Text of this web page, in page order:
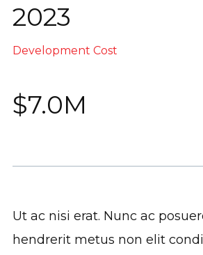
2023
Development Cost
$7.0M
Ut ac nisi erat. Nunc ac
hendrerit metus non elit